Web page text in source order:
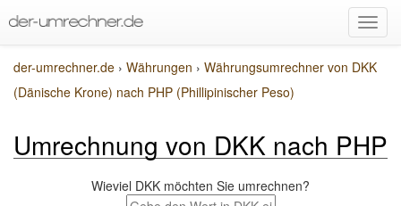
der-umrechner.de › Währungen › Währungsumrechner von DKK
(Dänische Krone) nach PHP (Phillipinischer Peso)
Umrechnung von DKK nach PHP
Wieviel DKK möchten Sie umrechnen?